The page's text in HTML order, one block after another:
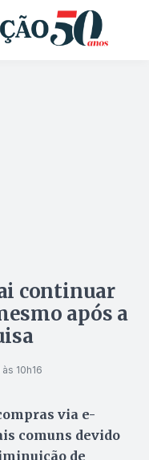
continuar
após a
10h16
via e-
comuns devido
de